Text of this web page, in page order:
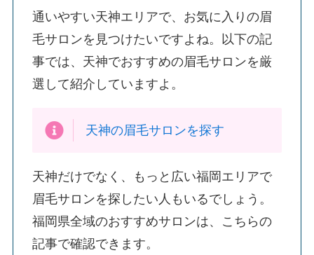
通いやすい天神エリアで、お気に入りの眉
毛サロンを見つけたいですよね。以下の記
事では、天神でおすすめの眉毛サロンを厳
選して紹介していますよ。
天神の眉毛サロンを探す
天神だけでなく、もっと広い福岡エリアで
眉毛サロンを探したい人もいるでしょう。
福岡県全域のおすすめサロンは、こちらの
記事で確認できます。